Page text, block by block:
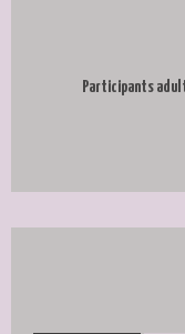
Participants